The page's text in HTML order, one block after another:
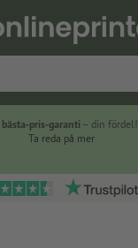
bästa-pris-garanti – din fördel!
Ta reda på mer